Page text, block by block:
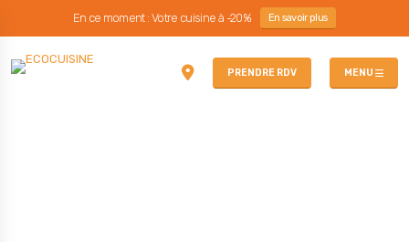
En ce moment : Votre cuisine à -20% En savoir plus
PRENDRE RDV MENU